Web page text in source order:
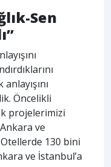
Sen
Öncelikli
projelerimizi
ve
Otellerde 130 bini
ve İstanbul’a